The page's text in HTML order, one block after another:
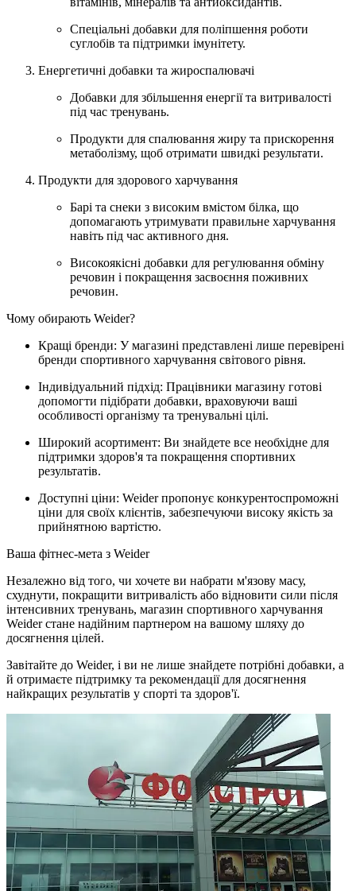
Спеціальні добавки для поліпшення роботи
суглобів та підтримки імунітету.
Енергетичні добавки та жироспалювачі
Добавки для збільшення енергії та витривалості
під час тренувань.
Продукти для спалювання жиру та прискорення
метаболізму, щоб отримати швидкі результати.
Продукти для здорового харчування
Барі та снеки з високим вмістом білка, що
допомагають утримувати правильне харчування
навіть під час активного дня.
Високоякісні добавки для регулювання обміну
речовин і покращення засвоєння поживних
речовин.
Чому обирають Weider?
Кращі бренди: У магазині представлені лише перевірені
бренди спортивного харчування світового рівня.
Індивідуальний підхід: Працівники магазину готові
допомогти підібрати добавки, враховуючи ваші
особливості організму та тренувальні цілі.
Широкий асортимент: Ви знайдете все необхідне для
підтримки здоров'я та покращення спортивних
результатів.
Доступні ціни: Weider пропонує конкурентоспроможні
ціни для своїх клієнтів, забезпечуючи високу якість за
прийнятною вартістю.
Ваша фітнес-мета з Weider
Незалежно від того, чи хочете ви набрати м'язову масу,
схуднути, покращити витривалість або відновити сили після
інтенсивних тренувань, магазин спортивного харчування
Weider стане надійним партнером на вашому шляху до
досягнення цілей.
Завітайте до Weider, і ви не лише знайдете потрібні добавки, а
й отримаєте підтримку та рекомендації для досягнення
найкращих результатів у спорті та здоров'ї.